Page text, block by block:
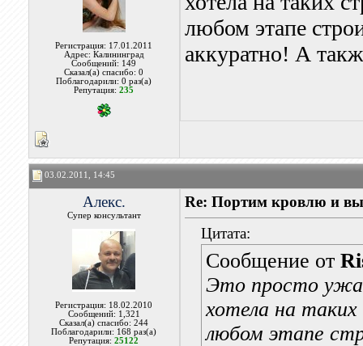
Регистрация: 17.01.2011
Адрес: Калининград
Сообщений: 149
Сказал(а) спасибо: 0
Поблагодарили: 0 раз(а)
Репутация:235
любом этапе
аккуратно! А
03.02.2011, 14:45
Алекс.
Супер консультант
Регистрация: 18.02.2010
Сообщений: 1,321
Сказал(а) спасибо: 244
Поблагодарили: 168 раз(а)
Репутация:25122
Re: Портим кровлю и
Цитата:
Сообщение от
Это просто
хотела на
любом этапе